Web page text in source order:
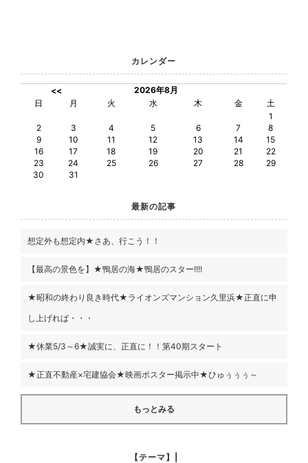
カレンダー
<<
2026年8月
日
月 火 水 木 金
土
1
2
3 4 5 6 7
8
9
10 11 12 13 14
15
16
17 18 19 20 21
22
23
24 25 26 27 28
29
30
31
最新の記事
想定外も想定内★さあ、行こう！！
【最高の景色を】★鴨居の海★鴨居のスター!!!!
★昭和の終わり良き時代★ライオンズマンション久里浜★正直に申
し上げれば・・・
★休業5/3～6★誠実に、正直に！！第40期スタート
★正直不動産×宅建協会★映画ポスター掲示中★ひゅぅぅぅ～
もっとみる
【テーマ】|